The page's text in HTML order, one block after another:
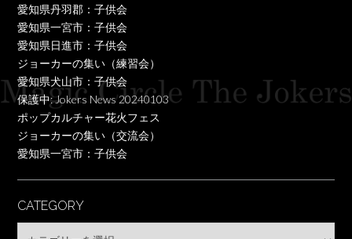
愛知県丹羽郡：子供会
愛知県一宮市：子供会
愛知県日進市：子供会
ジョーカーの集い（練習会）
愛知県犬山市：子供会
保護中: Jokers News 20240103
ポップカルチャー花火フェス
ジョーカーの集い（交流会）
愛知県一宮市：子供会
CATEGORY